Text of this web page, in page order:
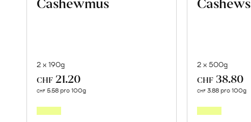
2 x 190g
CHF 21.20
CHF 5.58 pro 100g
2 x 500g
CHF 38.80
CHF 3.88 pro 100g